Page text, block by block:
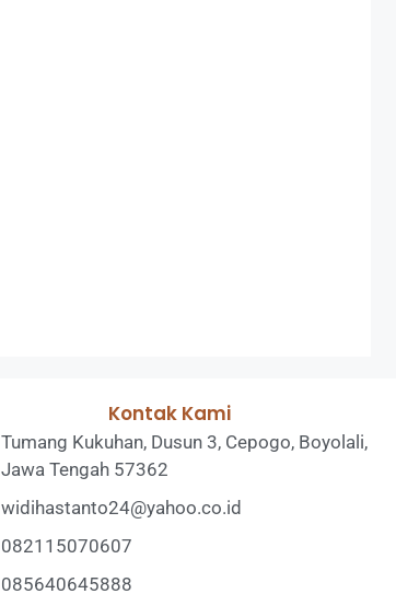
Kontak Kami
Tumang Kukuhan, Dusun 3, Cepogo, Boyolali,
Jawa Tengah 57362
widihastanto24@yahoo.co.id
082115070607
085640645888